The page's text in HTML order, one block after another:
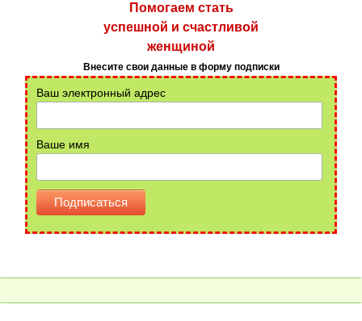
Помогаем стать
успешной и счастливой
женщиной
Внесите свои данные в форму подписки
Ваш электронный адрес
Ваше имя